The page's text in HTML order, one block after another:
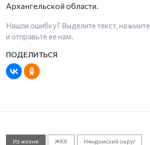
Архангельской области.
Нашли ошибку? Выделите текст, нажмите
и отправьте ее нам.
Из жизни ЖКХ Няндомский округ